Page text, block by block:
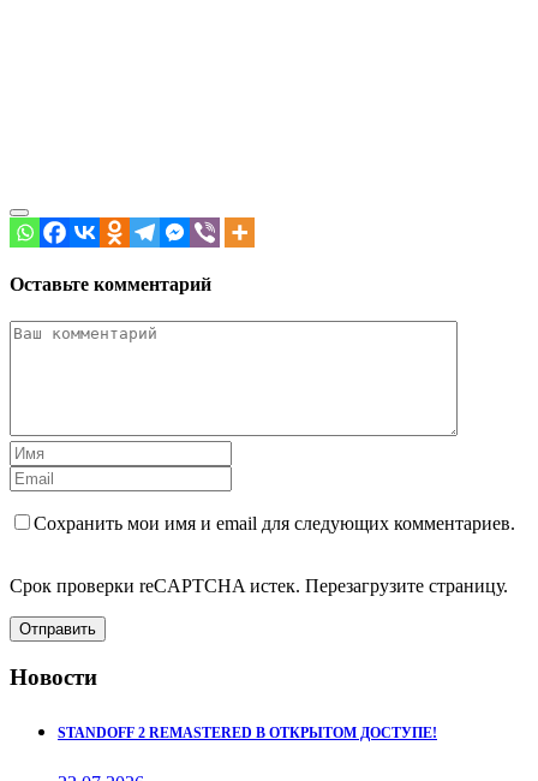
Оставьте комментарий
Сохранить мои имя и email для следующих комментариев.
Срок проверки reCAPTCHA истек. Перезагрузите страницу.
Отправить
Новости
STANDOFF 2 REMASTERED В ОТКРЫТОМ ДОСТУПЕ!